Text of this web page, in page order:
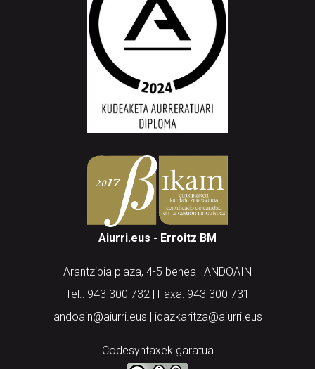
Aiurri.eus - Erroitz BM
Arantzibia plaza, 4-5 behea | ANDOAIN
Tel.: 943 300 732 | Faxa: 943 300 731
andoain@aiurri.eus | idazkaritza@aiurri.eus
Codesyntaxek garatua